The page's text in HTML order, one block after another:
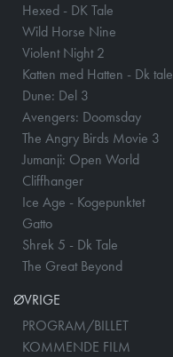
Hexed - DK Tale
Wild Horse Nine
Violent Night 2
Katten med Hatten - Dk tale
Dune: Del 3
Avengers: Doomsday
The Angry Birds Movie 3
Jumanji: Open World
Cliffhanger
Ice Age - Kogepunktet
Gatto
Shrek 5 - Dk Tale
The Great Beyond
ØVRIGE
PROGRAM/BILLET
KOMMENDE FILM